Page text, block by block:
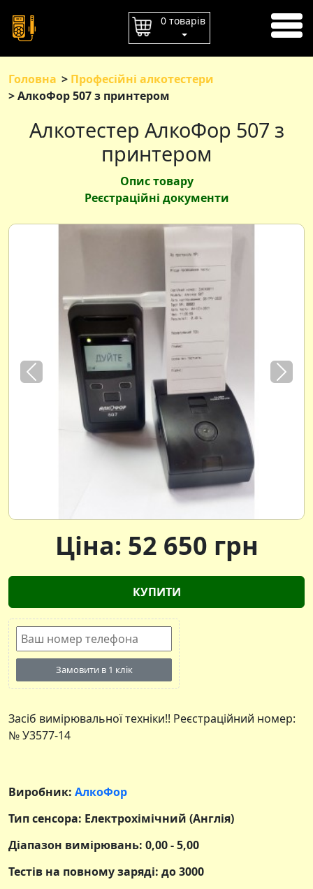
ГОЛОВНА
ОПЛАТА
ДОСТАВКА
КОНТАКТИ
0 товарів
Головна
Професійні алкотестери
АлкоФор 507 з принтером
Алкотестер АлкоФор 507 з
принтером
Опис товару
Реєстраційні документи
Previous Next
Ціна: 52 650 грн
КУПИТИ
Замовити в 1 клік
Засіб вимірювальної техніки!! Реєстраційний номер:
№ У3577-14
Виробник: АлкоФор
Тип сенсора: Електрохімічний (Англія)
Діапазон вимірювань: 0,00 - 5,00
Тестів на повному заряді: до 3000